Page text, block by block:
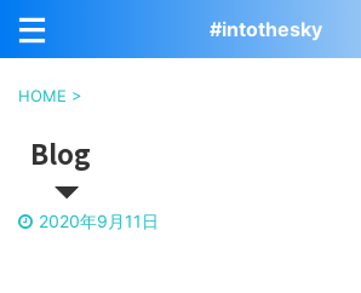
#intothesky
HOME >
Blog
2020年9月11日